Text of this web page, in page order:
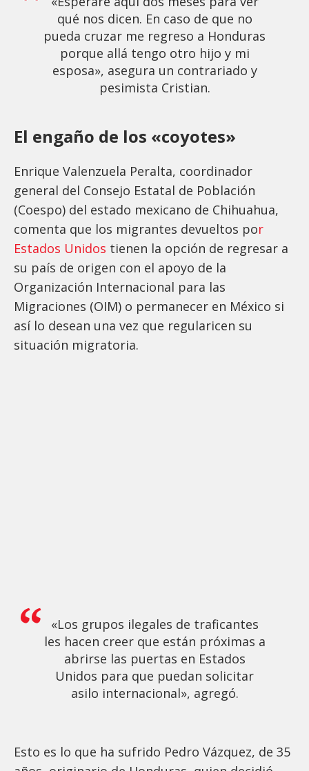
qué nos dicen. En caso de que no
pueda cruzar me regreso a Honduras
porque allá tengo otro hijo y mi
esposa», asegura un contrariado y
pesimista Cristian.
El engaño de los «coyotes»
Enrique Valenzuela Peralta, coordinador
general del Consejo Estatal de Población
(Coespo) del estado mexicano de Chihuahua,
comenta que los migrantes devueltos por
Estados Unidos tienen la opción de regresar a
su país de origen con el apoyo de la
Organización Internacional para las
Migraciones (OIM) o permanecer en México si
así lo desean una vez que regularicen su
situación migratoria.
«Los grupos ilegales de traficantes
les hacen creer que están próximas a
abrirse las puertas en Estados
Unidos para que puedan solicitar
asilo internacional», agregó.
Esto es lo que ha sufrido Pedro Vázquez, de 35